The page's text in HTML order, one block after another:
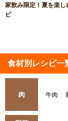
家飲み限定！夏を楽し
ピ
食材別レシピ一
肉 牛肉